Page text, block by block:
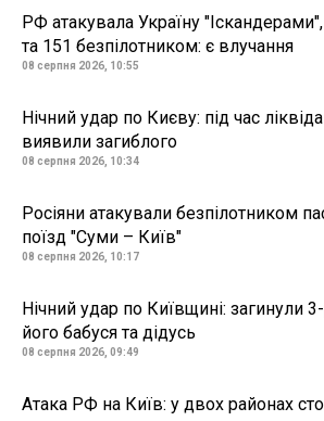
РФ атакувала Україну
та 151 безпілотником: є влучання
08 серпня 2026, 10:55
Нічний удар по Києву: під час
виявили загиблого
08 серпня 2026, 10:34
Росіяни атакували безпілотником
поїзд "Суми – Київ"
08 серпня 2026, 10:17
Нічний удар по Київщині: загинули
його бабуся та дідусь
08 серпня 2026, 09:49
Атака РФ на Київ: у двох районах